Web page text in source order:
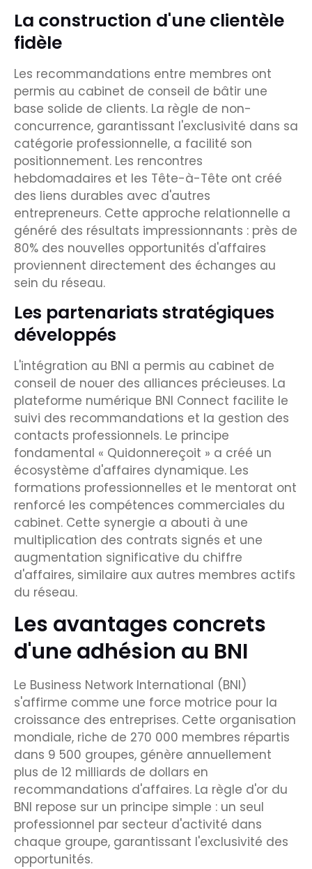
La construction d'une clientèle
fidèle
Les recommandations entre membres ont
permis au cabinet de conseil de bâtir une
base solide de clients. La règle de non-
concurrence, garantissant l'exclusivité dans sa
catégorie professionnelle, a facilité son
positionnement. Les rencontres
hebdomadaires et les Tête-à-Tête ont créé
des liens durables avec d'autres
entrepreneurs. Cette approche relationnelle a
généré des résultats impressionnants : près de
80% des nouvelles opportunités d'affaires
proviennent directement des échanges au
sein du réseau.
Les partenariats stratégiques
développés
L'intégration au BNI a permis au cabinet de
conseil de nouer des alliances précieuses. La
plateforme numérique BNI Connect facilite le
suivi des recommandations et la gestion des
contacts professionnels. Le principe
fondamental « Quidonnereçoit » a créé un
écosystème d'affaires dynamique. Les
formations professionnelles et le mentorat ont
renforcé les compétences commerciales du
cabinet. Cette synergie a abouti à une
multiplication des contrats signés et une
augmentation significative du chiffre
d'affaires, similaire aux autres membres actifs
du réseau.
Les avantages concrets
d'une adhésion au BNI
Le Business Network International (BNI)
s'affirme comme une force motrice pour la
croissance des entreprises. Cette organisation
mondiale, riche de 270 000 membres répartis
dans 9 500 groupes, génère annuellement
plus de 12 milliards de dollars en
recommandations d'affaires. La règle d'or du
BNI repose sur un principe simple : un seul
professionnel par secteur d'activité dans
chaque groupe, garantissant l'exclusivité des
opportunités.